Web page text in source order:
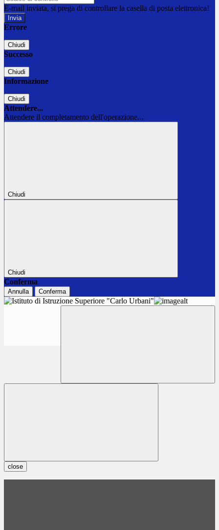
E-mail inviata, si prega di controllare la casella di posta elettronica!
Errore
Chiudi
Successo
Chiudi
Informazione
Chiudi
Attendere...
Attendere il completamento dell'operazione...
Chiudi
Chiudi
Conferma
Annulla Conferma
close